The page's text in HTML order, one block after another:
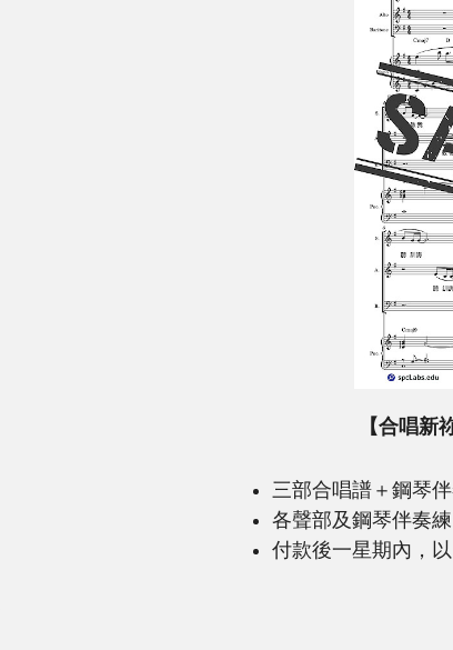
【合唱
三部合唱譜＋鋼琴
各聲部及鋼琴伴奏
付款後一星期內，